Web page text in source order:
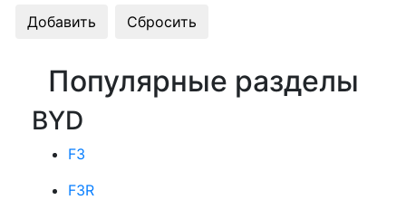
Популярные разделы
BYD
F3
F3R